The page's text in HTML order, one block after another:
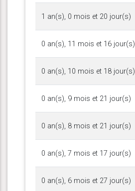
1 an(s), 0 mois et 20 jour(s)
0 an(s), 11 mois et 16 jour(s)
0 an(s), 10 mois et 18 jour(s)
0 an(s), 9 mois et 21 jour(s)
0 an(s), 8 mois et 21 jour(s)
0 an(s), 7 mois et 17 jour(s)
0 an(s), 6 mois et 27 jour(s)